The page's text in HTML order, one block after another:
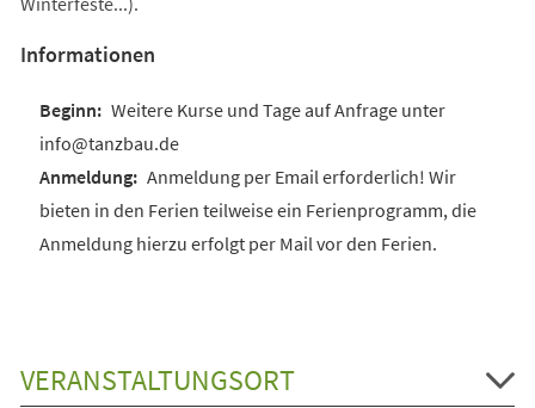
Informationen
Weitere Kurse und Tage auf Anfrage unter
info@tanzbau.de
Anmeldung per Email erforderlich! Wir
bieten in den Ferien teilweise ein Ferienprogramm, die
Anmeldung hierzu erfolgt per Mail vor den Ferien.
VERANSTALTUNGSORT